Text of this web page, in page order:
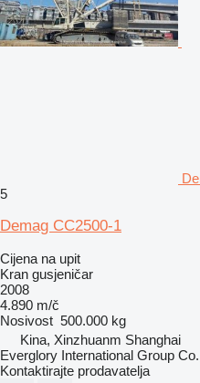
5
Demag CC2500-1
Cijena na upit
Kran gusjeničar
2008
4.890 m/č
Nosivost 500.000 kg
Kina, Xinzhuanm Shanghai
Everglory International Group
Kontaktirajte prodavatelja